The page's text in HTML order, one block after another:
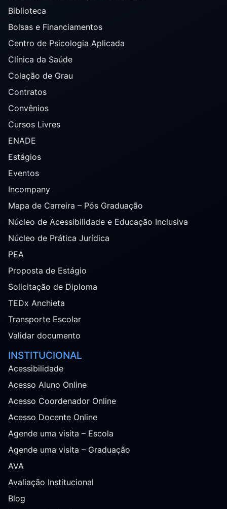
Biblioteca
Bolsas e Financiamentos
Centro de Psicologia Aplicada
Clínica da Saúde
Colação de Grau
Contratos
Convênios
Cursos Livres
ENADE
Estágios
Eventos
Incompany
Mapa de Carreira – Pós Graduação
Núcleo de Acessibilidade e Educação Inclusiva
Núcleo de Prática Jurídica
PEA
Proposta de Estágio
Solicitação de Diploma
TEDx Anchieta
Transporte Escolar
Validar documento
INSTITUCIONAL
Acessibilidade
Acesso Aluno Online
Acesso Coordenador Online
Acesso Docente Online
Agende uma visita – Escola
Agende uma visita – Graduação
AVA
Avaliação Institucional
Blog